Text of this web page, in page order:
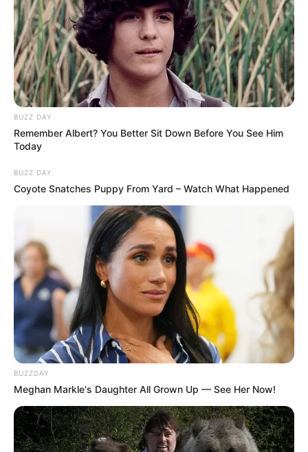
BUZZ DAY
Remember Albert? You Better Sit Down Before You See Him
Today
BUZZ DAY
Coyote Snatches Puppy From Yard – Watch What Happened
BUZZDAY
Meghan Markle's Daughter All Grown Up — See Her Now!